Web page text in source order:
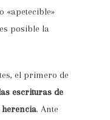
«apetecible»
posible la
el primero de
escrituras de
. Ante